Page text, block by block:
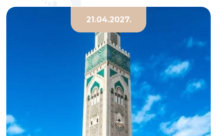
21.04.2027.